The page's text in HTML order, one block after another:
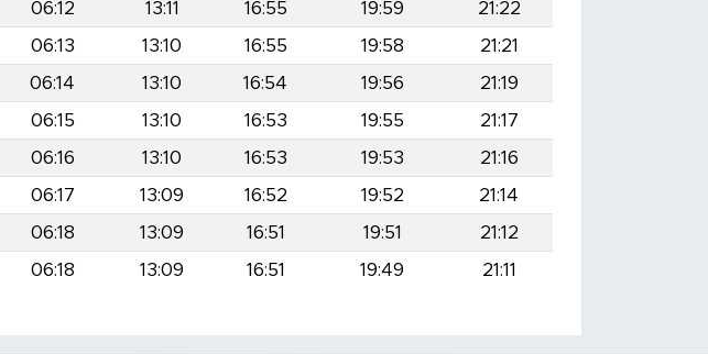
06:12 13:11 16:55 19:59
21:22
06:13 13:10 16:55 19:58
21:21
06:14 13:10 16:54 19:56
21:19
06:15 13:10 16:53 19:55
21:17
06:16 13:10 16:53 19:53
21:16
06:17 13:09 16:52 19:52
21:14
06:18 13:09 16:51 19:51
21:12
06:18 13:09 16:51 19:49 21:11